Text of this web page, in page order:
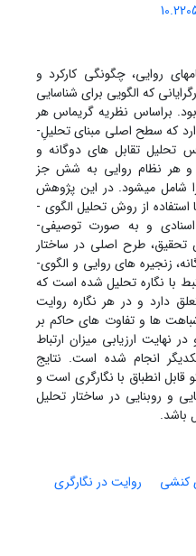
روایی، چگونگی کارکرد و
که الگویی برای شناسایی
بود. براساس نظریه گریماس هر
روایت دو سطح اصلی و ظاهری دارد که سطح اصلی مبنای تحلیلِ­
تحلیل تقابل­ های دوگانه ­و
و هر نظام روایی به شش جز
شامل می­شود. در این پژوهش
از روش تحلیل الگوی
و به صورت توصیفی-
طرح اصلی ­در ساختار
زنجیره ­های ­روایی و الگوی­
با نگاره تحلیل شده است که
دارد و در هر نگاره روایت
ها و تفاوت­ های حاکم بر
نهایت ارزیابی میزان ارتباط
انجام شده است. نتایج
انطباق با نگارگری است و
و روبنایی در ساختار تحلیل
باشد.
کنشی
روایت در نگارگری